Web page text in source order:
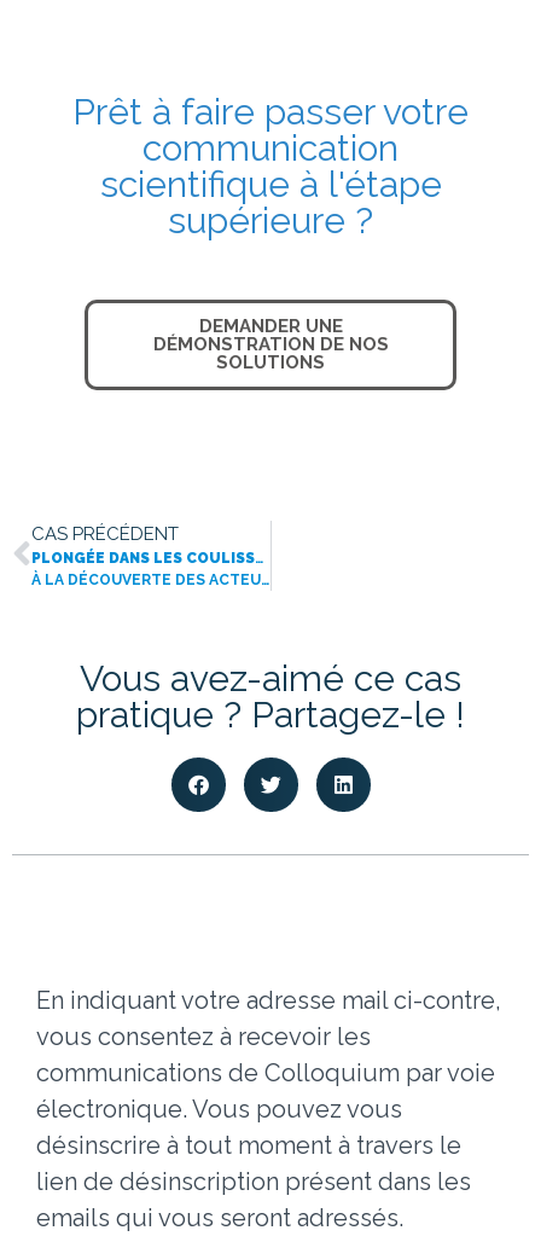
Prêt à faire passer votre
communication
scientifique à l'étape
supérieure ?
DEMANDER UNE
DÉMONSTRATION DE NOS
SOLUTIONS
CAS PRÉCÉDENT
PLONGÉE DANS LES COULISSES
À LA DÉCOUVERTE DES ACTEURS ESSENTIELS DE VOS CONGRÈS
Vous avez-aimé ce cas
pratique ? Partagez-le !
En indiquant votre adresse mail ci-contre,
vous consentez à recevoir les
communications de Colloquium par voie
électronique. Vous pouvez vous
désinscrire à tout moment à travers le
lien de désinscription présent dans les
emails qui vous seront adressés.